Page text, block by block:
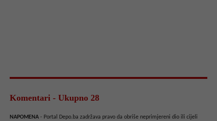
Komentari - Ukupno 28
NAPOMENA - Portal Depo.ba zadržava pravo da obriše neprimjereni dio ili cijeli